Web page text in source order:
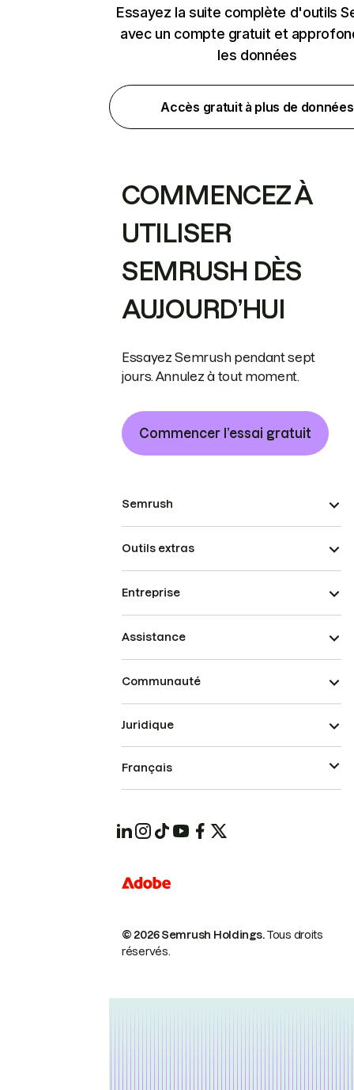
Essayez la suite complète d'outils
avec un compte gratuit et
les données
Accès gratuit à plus de données
COMMENCEZ À
UTILISER
SEMRUSH DÈS
AUJOURD’HUI
Essayez Semrush pendant sept
jours. Annulez à tout moment.
Commencer l’essai gratuit
Semrush
Outils extras
Entreprise
Assistance
Communauté
© 2026 Semrush Holdings.Tous droits
réservés.
Juridique
Français